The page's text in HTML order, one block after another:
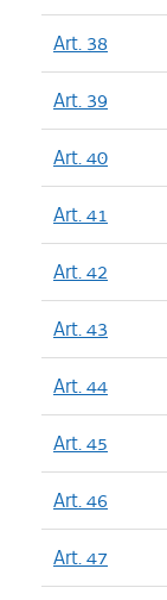
Art. 38
Art. 39
Art. 40
Art. 41
Art. 42
Art. 43
Art. 44
Art. 45
Art. 46
Art. 47